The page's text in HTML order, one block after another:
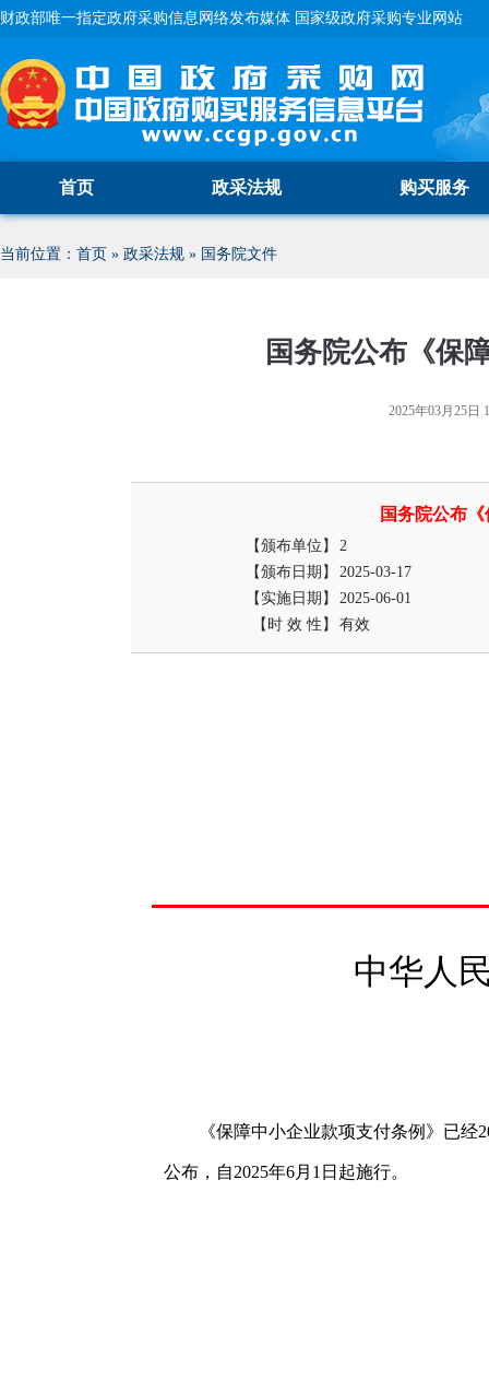
财政部唯一指定政府采购信息网络发布媒体 国家级政府采购专业网站
首页 政采法规 购买服务
当前位置： 首页 » 政采法规 » 国务院文件
国务院公布《保
2025年03月25日
国务院公布
【颁布单位】
2
【颁布日期】
2025-03-17
【实施日期】
2025-06-01
【时 效 性】
有效
中华人
《保障中小企业款项支付条例》已经
公布，自2025年6月1日起施行。